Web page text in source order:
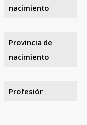
nacimiento
Provincia de
nacimiento
Profesión